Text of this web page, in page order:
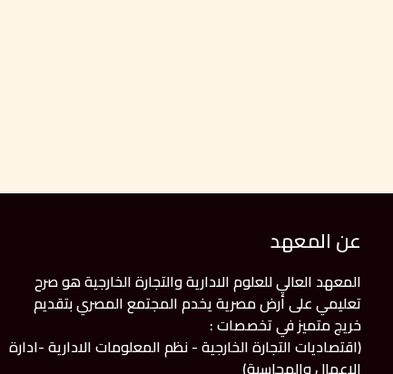
عن المعهد
المعهد العالي للعلوم الادارية والتجارة الخارجية هو صرح
تعليمي على أرض مصرية يخدم المجتمع المصري بتقديم
خريج متميز في تخصصات :
(اقتصاديات التجارة الخارجية - نظم المعلومات الادارية -ادارة
الاعمال والمحاسبة)